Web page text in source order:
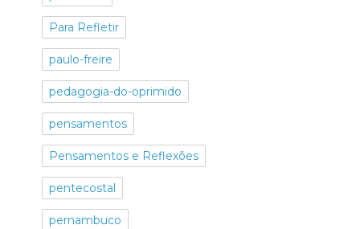
Para Refletir
paulo-freire
pedagogia-do-oprimido
pensamentos
Pensamentos e Reflexões
pentecostal
pernambuco